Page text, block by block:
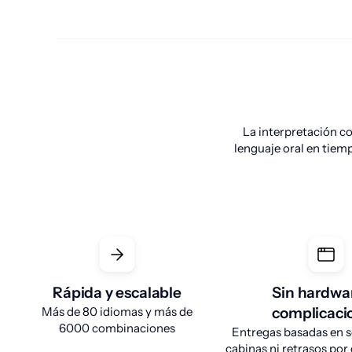
La interpretación
lenguaje oral en
Rápida y escalable
Más de 80 idiomas y más de
6000 combinaciones
Sin
Entregas basadas
cabinas ni retrasos